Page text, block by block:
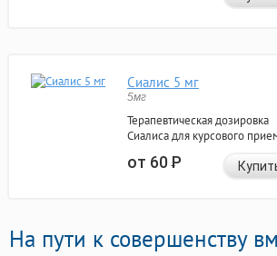
Сиалис 5 мг
5мг
Терапевтическая дозировка
Сиалиса для курсового
от 60Р
На пути к совершенству